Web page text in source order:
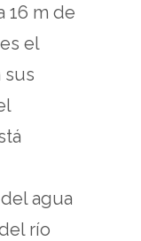
16 m de
el
sus
agua
río